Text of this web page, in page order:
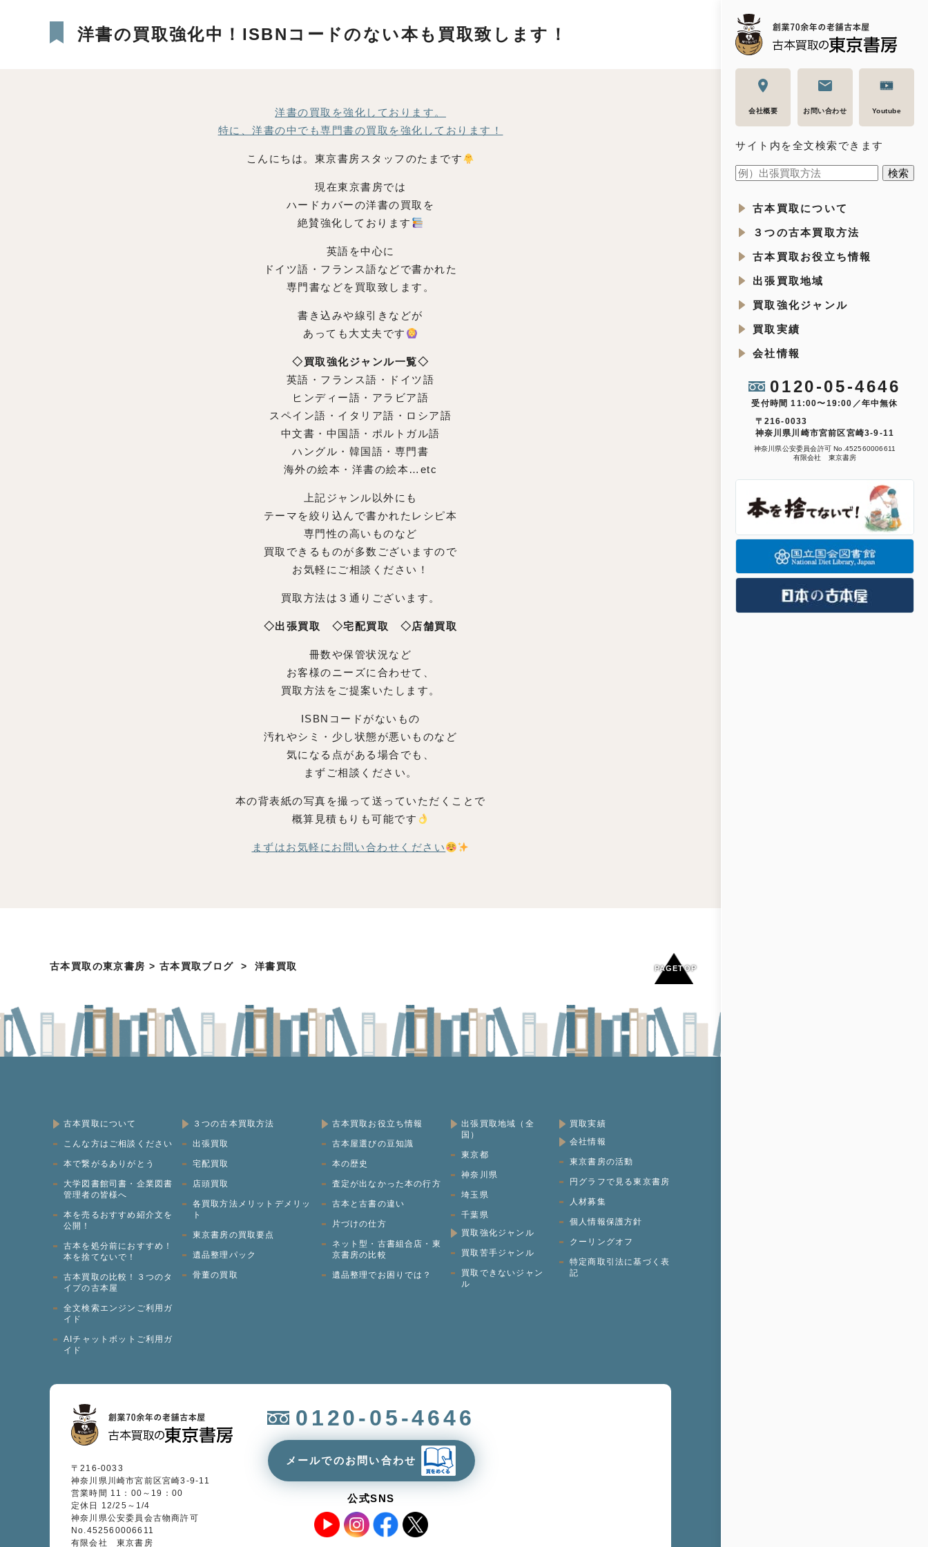
会社概要 お問い合わせ Youtube
サイト内を全文検索できます
古本買取について
３つの古本買取方法
古本買取お役立ち情報
出張買取地域
買取強化ジャンル
買取実績
会社情報
0120-05-4646
受付時間 11:00〜19:00／年中無休
〒216-0033
神奈川県川崎市宮前区宮崎3-9-11
神奈川県公安委員会許可 No.452560006611
有限会社 東京書房
洋書の買取強化中！ISBNコードのない本も買取致します！
洋書の買取を強化しております。
特に、洋書の中でも専門書の買取を強化しております！
こんにちは。東京書房スタッフのたまです
現在東京書房では
ハードカバーの洋書の買取を
絶賛強化しております
英語を中心に
ドイツ語・フランス語などで書かれた
専門書などを買取致します。
書き込みや線引きなどが
あっても大丈夫です
◇買取強化ジャンル一覧◇
英語・フランス語・ドイツ語
ヒンディー語・アラビア語
スペイン語・イタリア語・ロシア語
中文書・中国語・ポルトガル語
ハングル・韓国語・専門書
海外の絵本・洋書の絵本…etc
上記ジャンル以外にも
テーマを絞り込んで書かれたレシピ本
専門性の高いものなど
買取できるものが多数ございますので
お気軽にご相談ください！
買取方法は３通りございます。
◇出張買取 ◇宅配買取 ◇店舗買取
冊数や保管状況など
お客様のニーズに合わせて、
買取方法をご提案いたします。
ISBNコードがないもの
汚れやシミ・少し状態が悪いものなど
気になる点がある場合でも、
まずご相談ください。
本の背表紙の写真を撮って送っていただくことで
概算見積もりも可能です
まずはお気軽にお問い合わせください
古本買取の東京書房 > 古本買取ブログ > 洋書買取
古本買取について
こんな方はご相談ください
本で繋がるありがとう
大学図書館司書・企業図書
管理者の皆様へ
本を売るおすすめ紹介文を
公開！
古本を処分前におすすめ！
本を捨てないで！
古本買取の比較！３つのタ
イプの古本屋
全文検索エンジンご利用ガ
イド
AIチャットボットご利用ガ
イド
３つの古本買取方法
出張買取
宅配買取
店頭買取
各買取方法メリットデメリッ
ト
東京書房の買取要点
遺品整理パック
骨董の買取
古本買取お役立ち情報
古本屋選びの豆知識
本の歴史
査定が出なかった本の行方
古本と古書の違い
片づけの仕方
ネット型・古書組合店・東
京書房の比較
遺品整理でお困りでは？
出張買取地域（全
国）
東京都
神奈川県
埼玉県
千葉県
買取強化ジャンル
買取苦手ジャンル
買取できないジャン
ル
買取実績
会社情報
東京書房の活動
円グラフで見る東京書房
人材募集
個人情報保護方針
クーリングオフ
特定商取引法に基づく表
記
〒216-0033
神奈川県川崎市宮前区宮崎3-9-11
営業時間 11：00～19：00
定休日 12/25～1/4
神奈川県公安委員会古物商許可
No.452560006611
有限会社 東京書房
0120-05-4646
メールでのお問い合わせ
公式SNS
PAGETOP